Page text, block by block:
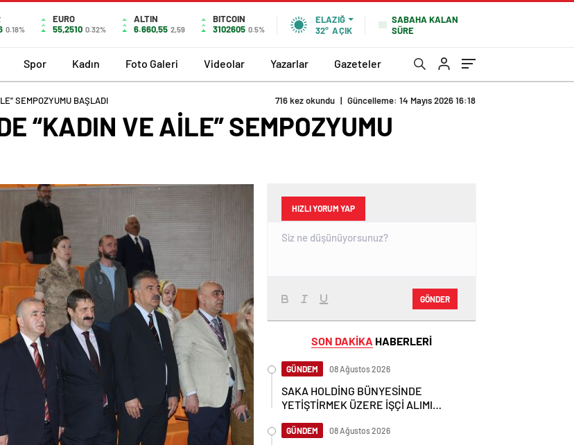
0.18%
EURO
55,2510 0.32%
ALTIN
6.660,55 2,59
BITCOIN
3102605 0.5%
ELAZIĞ
32° AÇIK
SABAHA KALAN
SÜRE
Spor Kadın Foto Galeri Videolar Yazarlar Gazeteler
SEMPOZYUMU BAŞLADI 716 kez okundu | Güncelleme: 14 Mayıs 2026 16:18
“KADIN VE AİLE” SEMPOZYUMU
HIZLI YORUM YAP
GÖNDER
SON DAKİKA HABERLERİ
GÜNDEM 08 Ağustos 2026
SAKA HOLDİNG BÜNYESİNDE
YETİŞTİRMEK ÜZERE İŞÇİ ALIMI
GÜNDEM 08 Ağustos 2026